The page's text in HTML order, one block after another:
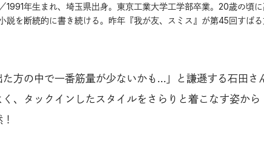
1991年生まれ、埼玉県出身。東京工業大学工学部卒業。20歳の頃
説を断続的に書き続ける。昨年『我が友、スミス』が第45回すば
た方の中で一番筋量が少ないかも…」と謙遜する石田さ
、タックインしたスタイルをさらりと着こなす姿から